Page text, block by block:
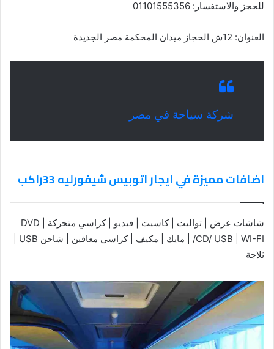
للحجز والاستفسار: 01101555356
العنوان: 12ش الحجاز ميدان المحكمة مصر الجديدة
شركة سياحة في مصر
اضافات مميزة في ايجار اتوبيس شيفورليه 33راكب
شاشات عرض | تواليت | كاسيت | فيديو | كراسي متحركة | DVD
ثلاجة